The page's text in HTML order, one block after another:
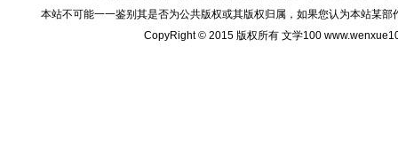
本站不可能一一鉴别其是否为公共版权或其版权归属，如果您认为本站某
CopyRight © 2015 版权所有 文学100